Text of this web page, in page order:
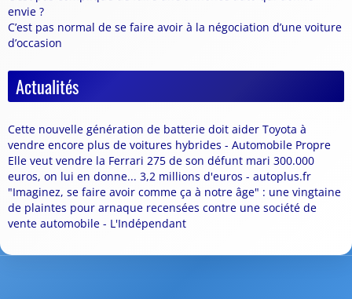
envie ?
C’est pas normal de se faire avoir à la négociation d’une voiture
d’occasion
Actualités
Cette nouvelle génération de batterie doit aider Toyota à
vendre encore plus de voitures hybrides - Automobile Propre
Elle veut vendre la Ferrari 275 de son défunt mari 300.000
euros, on lui en donne... 3,2 millions d'euros - autoplus.fr
"Imaginez, se faire avoir comme ça à notre âge" : une vingtaine
de plaintes pour arnaque recensées contre une société de
vente automobile - L'Indépendant